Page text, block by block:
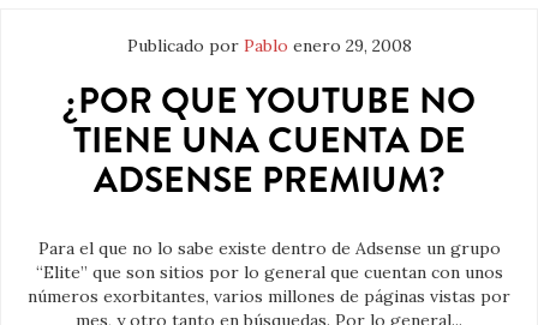
Publicado por Pablo enero 29, 2008
¿POR QUE YOUTUBE NO
TIENE UNA CUENTA DE
ADSENSE PREMIUM?
Para el que no lo sabe existe dentro de Adsense un grupo
“Elite” que son sitios por lo general que cuentan con unos
números exorbitantes, varios millones de páginas vistas por
mes, y otro tanto en búsquedas. Por lo general...